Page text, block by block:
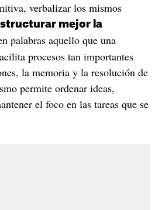
verbalizar los mismos
mejor la
palabras aquello que una
procesos tan importantes
la memoria y la resolución de
permite ordenar ideas,
el foco en las tareas que se